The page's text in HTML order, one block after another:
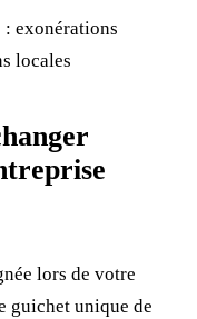
: exonérations
locales
lors de votre
guichet unique de